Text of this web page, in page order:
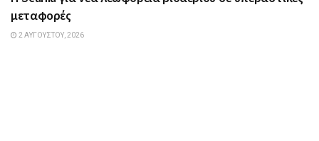
μεταφορές
2 ΑΥΓΟΎΣΤΟΥ, 2026